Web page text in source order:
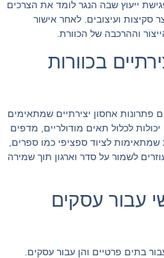
ייעוץ שבה הנגר לומד את הצרכים
סקיצות ועיצובים. לאחר אישור
וההרכבה של הכוורת.
בכוורות
פתרונות אחסון יצירתיים שמתאימים
יכולות לכלול תאים מודולריים, מדפים
שמתאימות לציוד ספציפי כמו ספרים,
לשמור על סדר וארגון תוך שמירה
עבור עסקים
בתים פרטיים והן עבור עסקים.